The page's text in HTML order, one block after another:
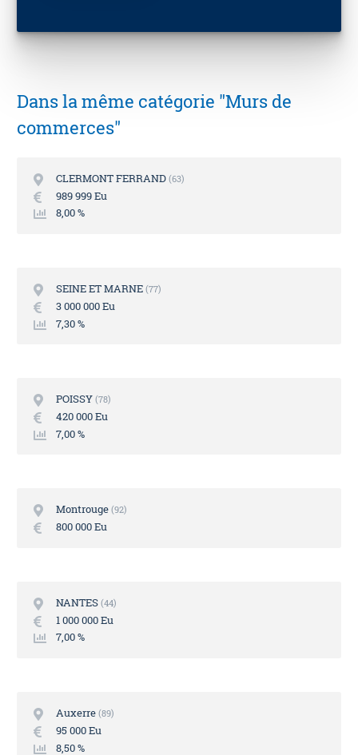
Dans la même catégorie "Murs de
commerces"
CLERMONT FERRAND 63
989 999 Eu
8,00 %
SEINE ET MARNE 77
3 000 000 Eu
7,30 %
POISSY 78
420 000 Eu
7,00 %
Montrouge 92
800 000 Eu
NANTES 44
1 000 000 Eu
7,00 %
Auxerre 89
95 000 Eu
8,50 %